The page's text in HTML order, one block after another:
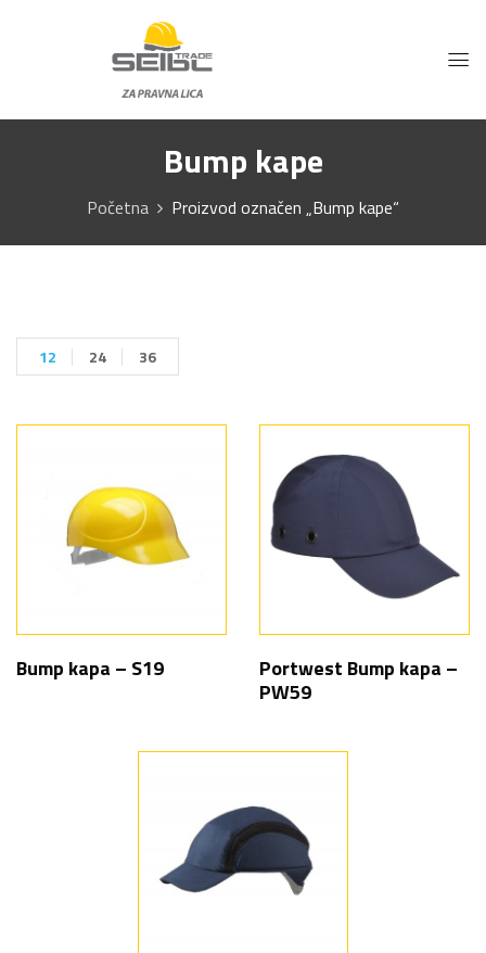
Bump kape
Početna Proizvod označen „Bump kape“
12 24 36
Bump kapa – S19
Portwest Bump kapa –
PW59